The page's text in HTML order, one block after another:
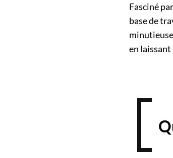
Fasciné
base de
en laissant